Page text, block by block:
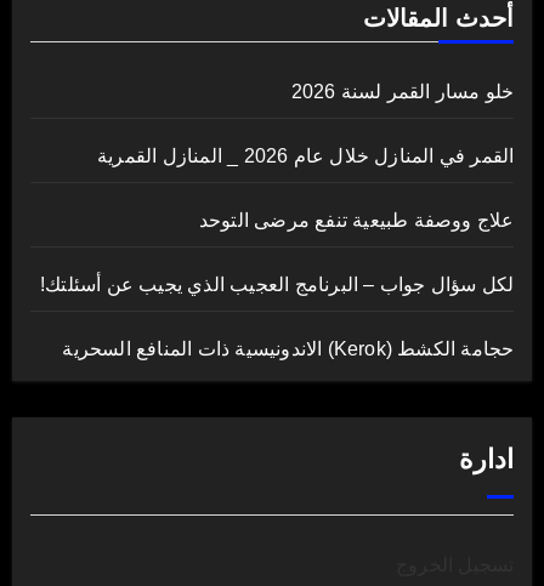
أحدث المقالات
خلو مسار القمر لسنة 2026
القمر في المنازل خلال عام 2026 _ المنازل القمرية
علاج ووصفة طبيعية تنفع مرضى التوحد
لكل سؤال جواب – البرنامج العجيب الذي يجيب عن أسئلتك!
حجامة الكشط (Kerok) الاندونيسية ذات المنافع السحرية
ادارة